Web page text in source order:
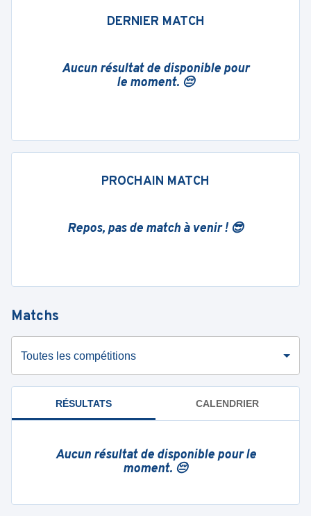
DERNIER MATCH
Aucun résultat de disponible pour
le moment. 😔
PROCHAIN MATCH
Repos, pas de match à venir ! 😎
Matchs
Toutes les compétitions
RÉSULTATS CALENDRIER
Aucun résultat de disponible pour le
moment. 😔